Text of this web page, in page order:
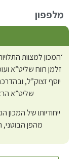
מלפפון
‘המכון למצוות
זלמן רווח שליט”א
יוסף זצוק”ל,
שליט”א
ייחודיותו של
מהפן